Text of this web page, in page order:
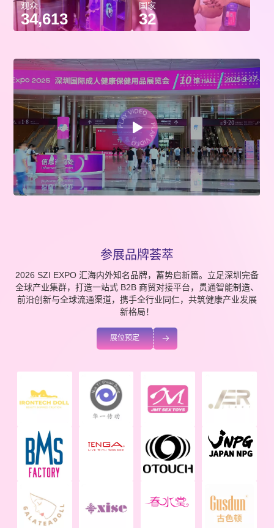
观众
34,613
国家
32

参展品牌荟萃
2026 SZI EXPO 汇海内外知名品牌，蓄势启新篇。立足深圳完备
全球产业集群，打造一站式 B2B 商贸对接平台，贯通智能制造、
前沿创新与全球流通渠道，携手全行业同仁，共筑健康产业发展
新格局！
展位预定 